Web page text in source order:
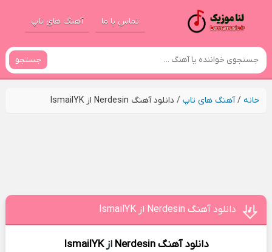
تماس با ما آهنگ های تاپ
جستجو
خانه/آهنگ های تاپ/ دانلود آهنگ Nerdesin از IsmailYK
دانلود آهنگ Nerdesin از IsmailYK
دانلود آهنگ Nerdesin ازIsmailYK